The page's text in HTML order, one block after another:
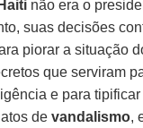
Haiti não era o
suas decisões
piorar a situação
que serviram
e para tipificar
atos devandalismo,